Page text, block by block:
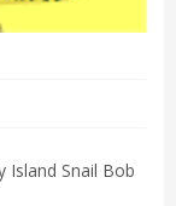
Island Snail Bob